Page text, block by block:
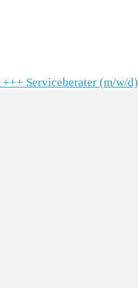
+++ Serviceberater (m/w/d)